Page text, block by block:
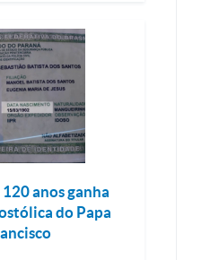
anos ganha
do Papa